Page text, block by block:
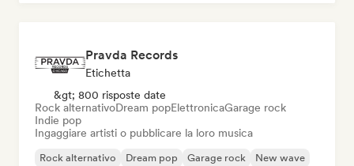
Pravda Records
Etichetta
&gt; 800 risposte date
Rock alternativoDream popElettronicaGarage rock
Indie pop
Ingaggiare artisti o pubblicare la loro musica
Rock alternativo Dream pop Garage rock
New wave